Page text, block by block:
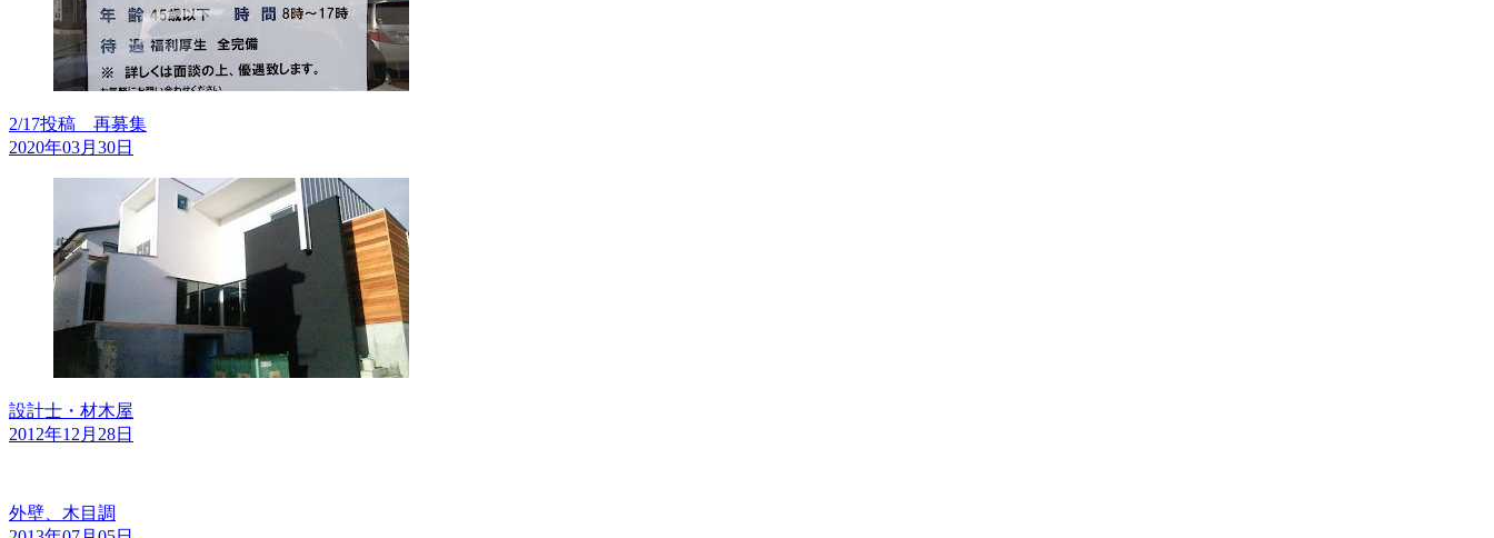
2/17投稿 再募集
2020年03月30日
設計士・材木屋
2012年12月28日
外壁、木目調